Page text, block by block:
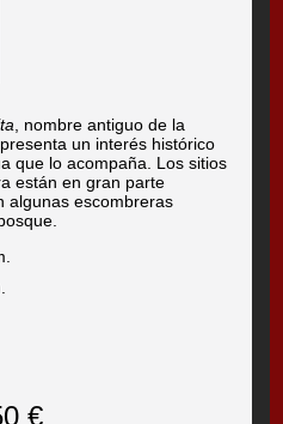
, nombre antiguo de la
un interés histórico
que lo acompaña. Los sitios
están en gran parte
algunas escombreras
€